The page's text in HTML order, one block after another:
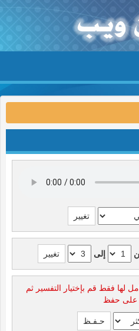
إلى
لها فقط قم بإختيار التفسير ثم
على حفظ